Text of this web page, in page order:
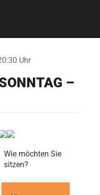
–
Wie möchten Sie
sitzen?